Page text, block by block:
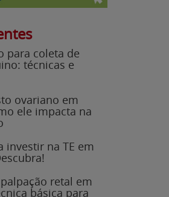
para coleta de
técnicas e
ovariano em
ele impacta na
investir na TE em
retal em
básica para